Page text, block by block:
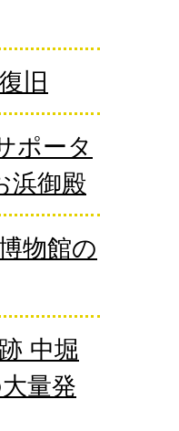
旧
ポータ
浜御殿
物館の
中堀
量発